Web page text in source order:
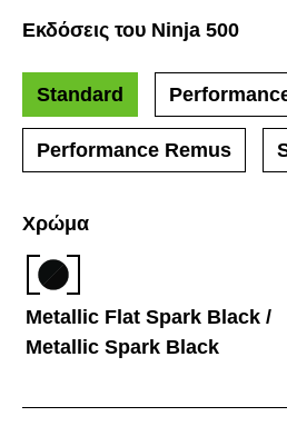
Χρώμα
Metallic Flat Spark Black /
Metallic Spark Black
Εκδόσεις του Ninja 500
Standard
Performance Remus